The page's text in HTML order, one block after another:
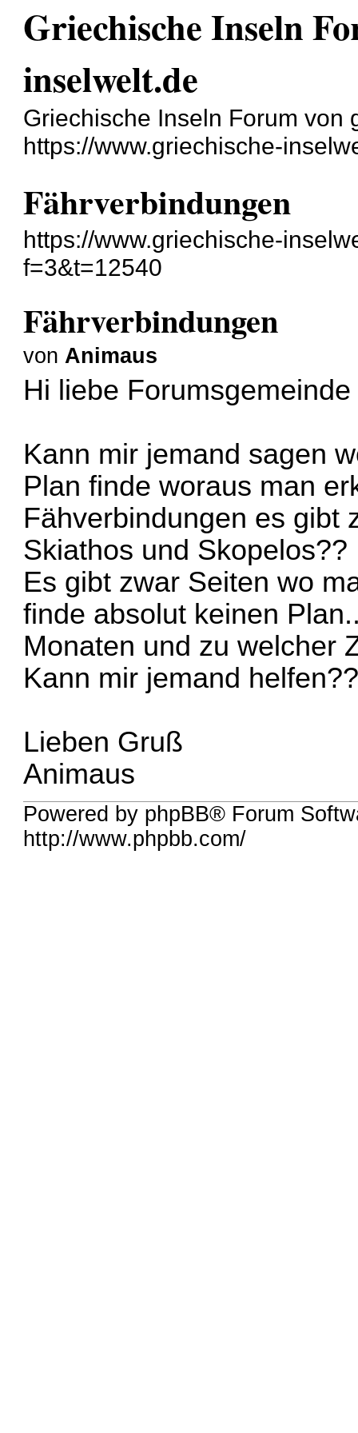
Griechische Inseln
inselwelt.de
Griechische Inseln Forum von
https://www.griechische-
Fährverbindungen
https://www.griechische-
f=3&t=12540
Fährverbindungen
von Animaus
Hi liebe
Kann mir jemand sagen
Plan finde woraus man
Fähverbindungen es gibt
Skiathos und Skopelos??
Es gibt zwar Seiten wo
finde absolut keinen
Monaten und zu welcher
Kann mir jemand
Lieben Gruß
Animaus
Powered by phpBB® Forum
http://www.phpbb.com/